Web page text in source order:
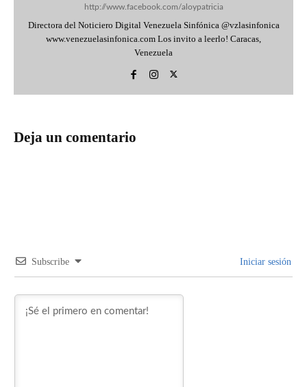
http://www.facebook.com/aloypatricia
Directora del Noticiero Digital Venezuela Sinfónica @vzlasinfonica
www.venezuelasinfonica.com Los invito a leerlo! Caracas,
Venezuela
Deja un comentario
Subscribe Iniciar sesión